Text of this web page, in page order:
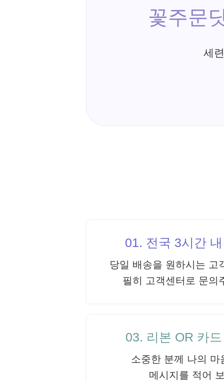
꽃주문
세
01. 전국 3시간
당일 배송을 원하시는 고
필히 고객센터로 문의
03. 리본 OR 카
소중한 분께 나의 마
메시지를 적어